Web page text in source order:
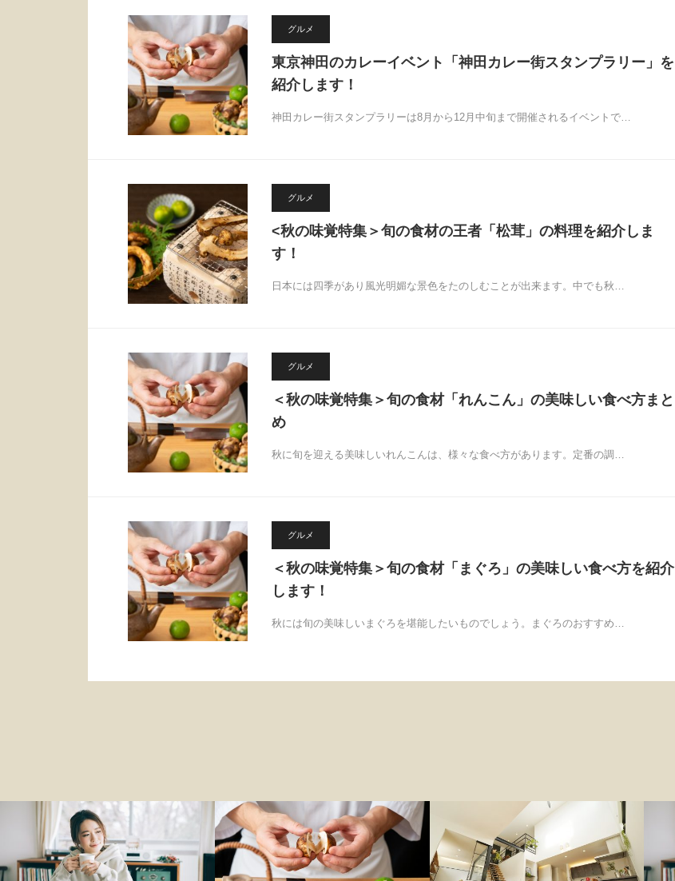
グルメ
東京神田のカレーイベント「神田カレー街スタンプラリー」を
紹介します！
神田カレー街スタンプラリーは8月から12月中旬まで開催されるイベントで…
グルメ
<秋の味覚特集＞旬の食材の王者「松茸」の料理を紹介しま
す！
日本には四季があり風光明媚な景色をたのしむことが出来ます。中でも秋…
グルメ
＜秋の味覚特集＞旬の食材「れんこん」の美味しい食べ方まと
め
秋に旬を迎える美味しいれんこんは、様々な食べ方があります。定番の調…
グルメ
＜秋の味覚特集＞旬の食材「まぐろ」の美味しい食べ方を紹介
します！
秋には旬の美味しいまぐろを堪能したいものでしょう。まぐろのおすすめ…